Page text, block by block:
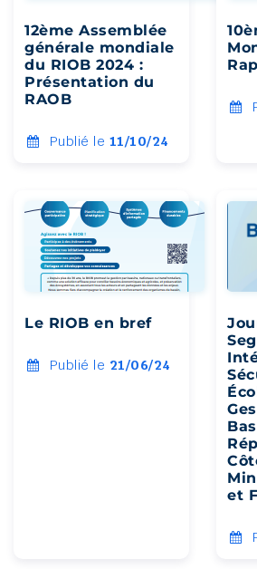
12ème Assemblée
générale mondiale
du RIOB 2024 :
Présentation du
RAOB
Publié le 11/10/24
Le RIOB en bref
Publié le 21/06/24
et